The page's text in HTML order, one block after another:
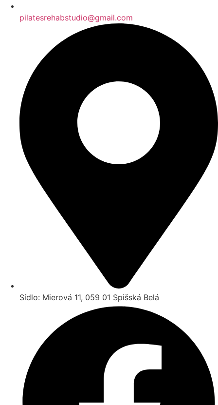
pilatesrehabstudio@gmail.com
Sídlo: Mierová 11, 059 01 Spišská Belá